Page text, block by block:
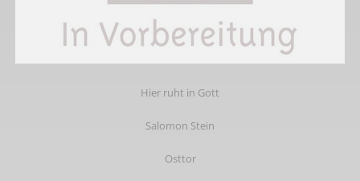
Hier ruht in Gott
Salomon Stein
Osttor